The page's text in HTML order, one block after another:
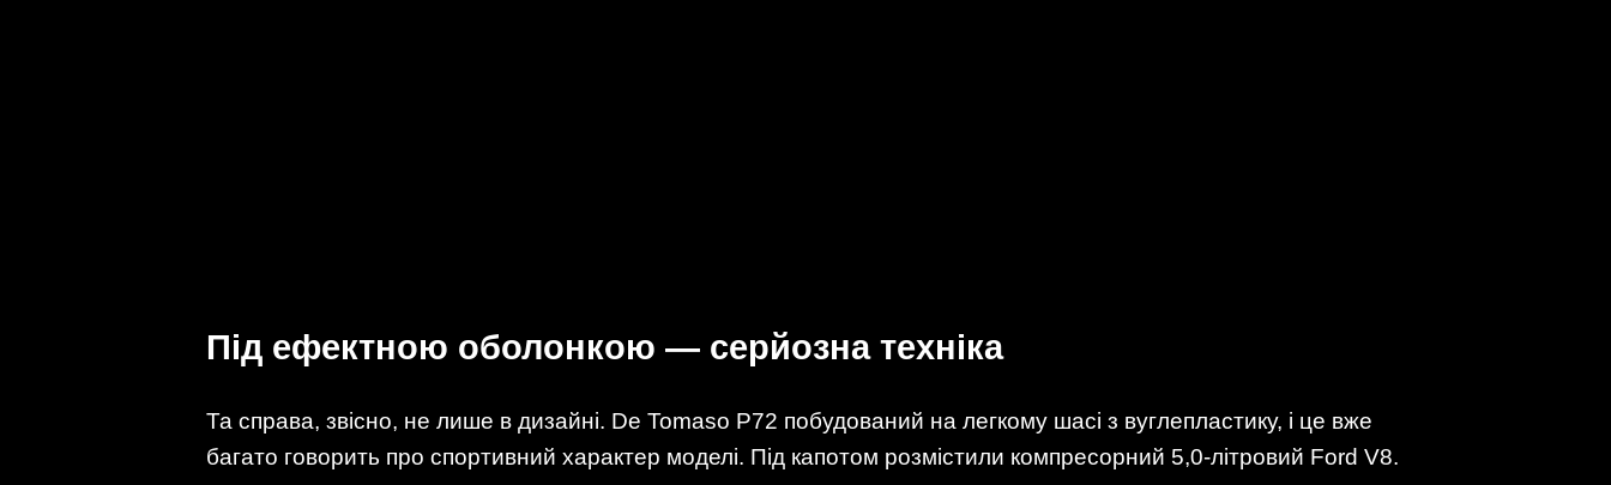
Під ефектною оболонкою — серйозна техніка
Та справа, звісно, не лише в дизайні. De Tomaso P72 побудований на легкому шасі з вуглепластику, і це вже
багато говорить про спортивний характер моделі. Під капотом розмістили компресорний 5,0-літровий Ford V8.